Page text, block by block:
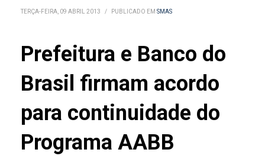
TERÇA-FEIRA, 09 ABRIL 2013 / PUBLICADO EM SMAS
Prefeitura e Banco do
Brasil firmam acordo
para continuidade do
Programa AABB